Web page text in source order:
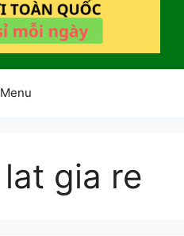
Menu
gia re